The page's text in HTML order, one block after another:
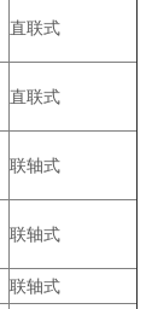
直联式
直联式
联轴式
联轴式
联轴式